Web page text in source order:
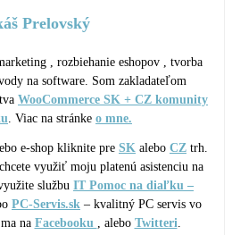
Prelovský
, rozbiehanie eshopov , tvorba
na software. Som zakladateľom
WooCommerce SK + CZ komunity
. Viac na stránke o mne.
e-shop kliknite pre SK alebo CZ trh.
využiť moju platenú asistenciu na
službu IT Pomoc na diaľku –
PC-Servis.sk – kvalitný PC servis vo
na Facebooku , alebo Twitteri.